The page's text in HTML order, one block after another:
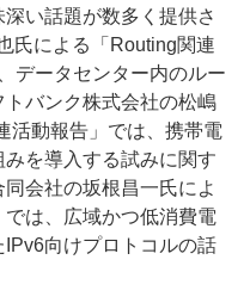
い話題が数多く提供さ
氏による「Routing関連
データセンター内のルー
バンク株式会社の松嶋
活動報告」では、携帯電
を導入する試みに関す
会社の坂根昌一氏によ
は、広域かつ低消費電
向けプロトコルの話